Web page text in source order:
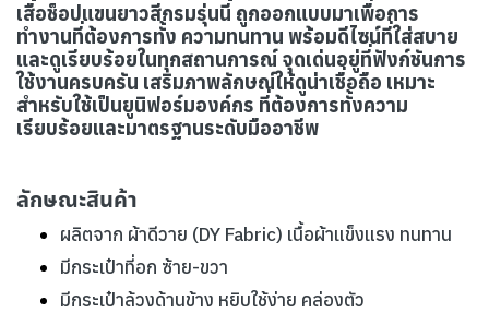
เสื้อช็อปแขนยาวสีกรมรุ่นนี้ ถูกออกแบบมาเพื่อการ
ทำงานที่ต้องการทั้ง ความทนทาน พร้อมดีไซน์ที่ใส่สบาย
และดูเรียบร้อยในทุกสถานการณ์ จุดเด่นอยู่ที่ฟังก์ชันการ
ใช้งานครบครัน เสริมภาพลักษณ์ให้ดูน่าเชื่อถือ เหมาะ
สำหรับใช้เป็นยูนิฟอร์มองค์กร ที่ต้องการทั้งความ
เรียบร้อยและมาตรฐานระดับมืออาชีพ
ลักษณะสินค้า
ผลิตจาก ผ้าดีวาย (DY Fabric) เนื้อผ้าแข็งแรง ทนทาน
มีกระเป๋าที่อก ซ้าย-ขวา
มีกระเป๋าล้วงด้านข้าง หยิบใช้ง่าย คล่องตัว